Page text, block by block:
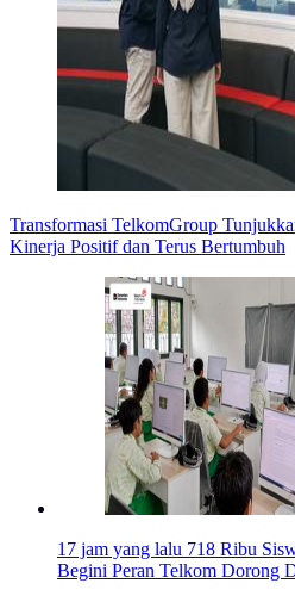
Transformasi TelkomGroup
Kinerja Positif dan Terus Bertumbuh
17 jam yang lalu 718 Ribu
Begini Peran Telkom Dorong